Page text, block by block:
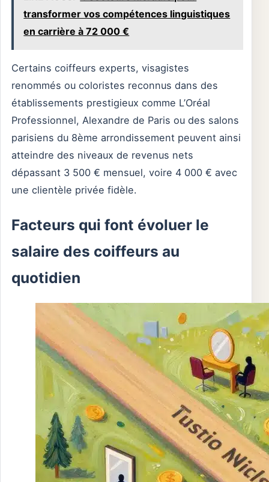
transformer vos compétences linguistiques
en carrière à 72 000 €
Certains coiffeurs experts, visagistes
renommés ou coloristes reconnus dans des
établissements prestigieux comme L’Oréal
Professionnel, Alexandre de Paris ou des salons
parisiens du 8ème arrondissement peuvent ainsi
atteindre des niveaux de revenus nets
dépassant 3 500 € mensuel, voire 4 000 € avec
une clientèle privée fidèle.
Facteurs qui font évoluer le
salaire des coiffeurs au
quotidien